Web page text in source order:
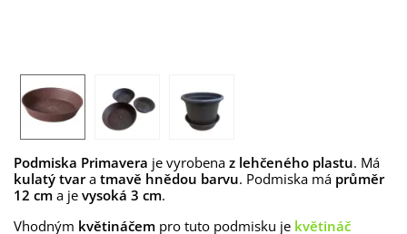
Podmiska Primavera je vyrobena z lehčeného plastu. Má
kulatý tvara tmavě hnědou barvu. Podmiska má průměr
12 cm a je vysoká 3 cm.
Vhodným květináčem pro tuto podmisku je květináč